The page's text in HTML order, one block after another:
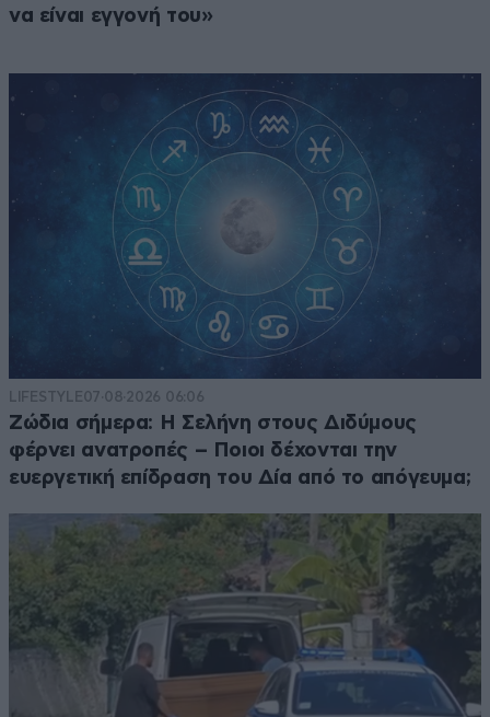
να είναι εγγονή του»
LIFESTYLE07·08·2026 06:06
Ζώδια σήμερα: Η Σελήνη στους Διδύμους
φέρνει ανατροπές – Ποιοι δέχονται την
ευεργετική επίδραση του Δία από το απόγευμα;